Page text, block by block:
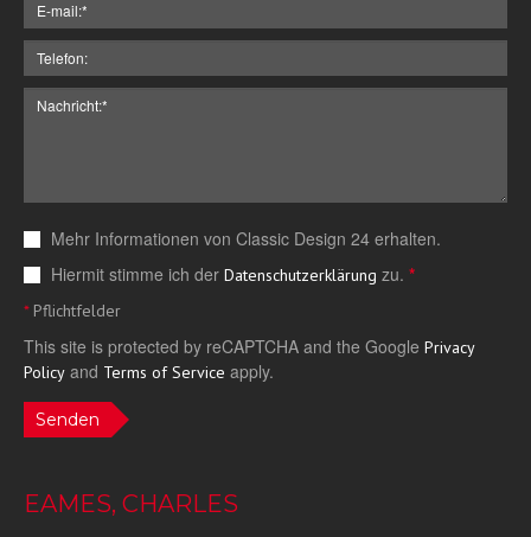
Mehr Informationen von Classic Design 24 erhalten.
Hiermit stimme ich der Datenschutzerklärung zu. *
*Pflichtfelder
This site is protected by reCAPTCHA and the Google Privacy
Policy and Terms of Service apply.
Senden
EAMES, CHARLES